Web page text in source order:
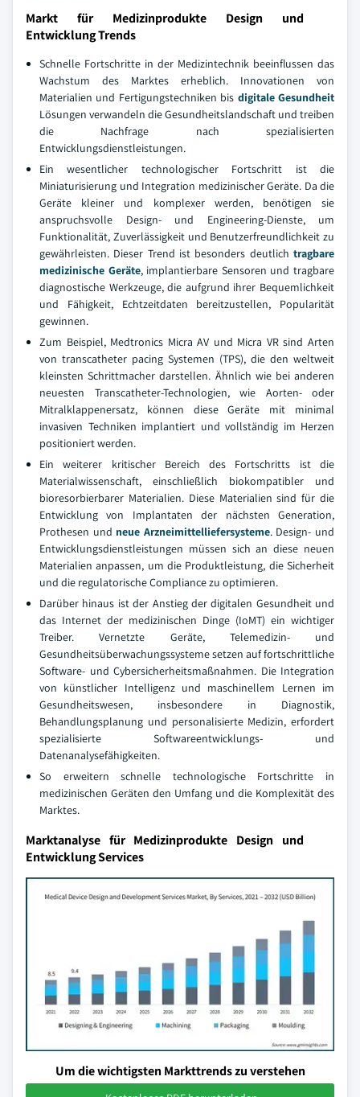
Markt für Medizinprodukte Design und
Entwicklung Trends
Schnelle Fortschritte in der Medizintechnik beeinflussen das
Wachstum des Marktes erheblich. Innovationen von
Materialien und Fertigungstechniken bis digitale Gesundheit
Lösungen verwandeln die Gesundheitslandschaft und treiben
die Nachfrage nach spezialisierten
Entwicklungsdienstleistungen.
Ein wesentlicher technologischer Fortschritt ist die
Miniaturisierung und Integration medizinischer Geräte. Da die
Geräte kleiner und komplexer werden, benötigen sie
anspruchsvolle Design- und Engineering-Dienste, um
Funktionalität, Zuverlässigkeit und Benutzerfreundlichkeit zu
gewährleisten. Dieser Trend ist besonders deutlich tragbare
medizinische Geräte, implantierbare Sensoren und tragbare
diagnostische Werkzeuge, die aufgrund ihrer Bequemlichkeit
und Fähigkeit, Echtzeitdaten bereitzustellen, Popularität
gewinnen.
Zum Beispiel, Medtronics Micra AV und Micra VR sind Arten
von transcatheter pacing Systemen (TPS), die den weltweit
kleinsten Schrittmacher darstellen. Ähnlich wie bei anderen
neuesten Transcatheter-Technologien, wie Aorten- oder
Mitralklappenersatz, können diese Geräte mit minimal
invasiven Techniken implantiert und vollständig im Herzen
positioniert werden.
Ein weiterer kritischer Bereich des Fortschritts ist die
Materialwissenschaft, einschließlich biokompatibler und
bioresorbierbarer Materialien. Diese Materialien sind für die
Entwicklung von Implantaten der nächsten Generation,
Prothesen und neue Arzneimittelliefersysteme. Design- und
Entwicklungsdienstleistungen müssen sich an diese neuen
Materialien anpassen, um die Produktleistung, die Sicherheit
und die regulatorische Compliance zu optimieren.
Darüber hinaus ist der Anstieg der digitalen Gesundheit und
das Internet der medizinischen Dinge (IoMT) ein wichtiger
Treiber. Vernetzte Geräte, Telemedizin- und
Gesundheitsüberwachungssysteme setzen auf fortschrittliche
Software- und Cybersicherheitsmaßnahmen. Die Integration
von künstlicher Intelligenz und maschinellem Lernen im
Gesundheitswesen, insbesondere in Diagnostik,
Behandlungsplanung und personalisierte Medizin, erfordert
spezialisierte Softwareentwicklungs- und
Datenanalysefähigkeiten.
So erweitern schnelle technologische Fortschritte in
medizinischen Geräten den Umfang und die Komplexität des
Marktes.
Marktanalyse für Medizinprodukte Design und
Entwicklung Services
Um die wichtigsten Markttrends zu verstehen